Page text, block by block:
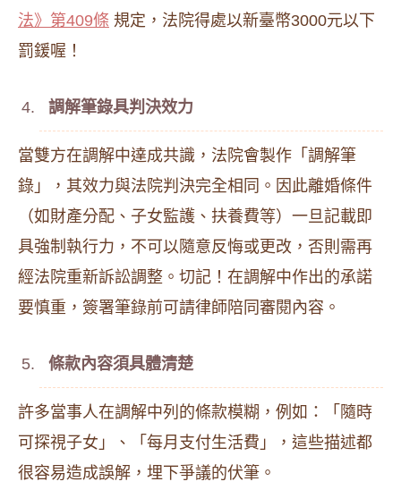
法》第409條 規定，法院得處以新臺幣3000元以下
罰鍰喔！
調解筆錄具判決效力
當雙方在調解中達成共識，法院會製作「調解筆
錄」，其效力與法院判決完全相同。因此離婚條件
（如財產分配、子女監護、扶養費等）一旦記載即
具強制執行力，不可以隨意反悔或更改，否則需再
經法院重新訴訟調整。切記！在調解中作出的承諾
要慎重，簽署筆錄前可請律師陪同審閱內容。
條款內容須具體清楚
許多當事人在調解中列的條款模糊，例如：「隨時
可探視子女」、「每月支付生活費」，這些描述都
很容易造成誤解，埋下爭議的伏筆。